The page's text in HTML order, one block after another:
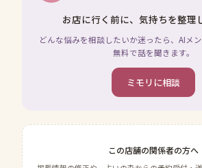
お店に行く前に、気持ちを整理
どんな悩みを相談したいか迷ったら、AIメ
無料で話を聞きます。
ミモリに相談
この店舗の関係者の方へ